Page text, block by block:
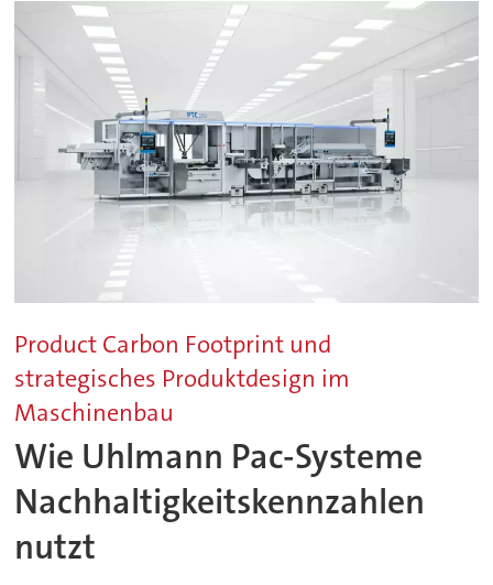
Product Carbon Footprint und
strategisches Produktdesign im
Maschinenbau
Wie Uhlmann Pac-Systeme
Nachhaltigkeitskennzahlen
nutzt